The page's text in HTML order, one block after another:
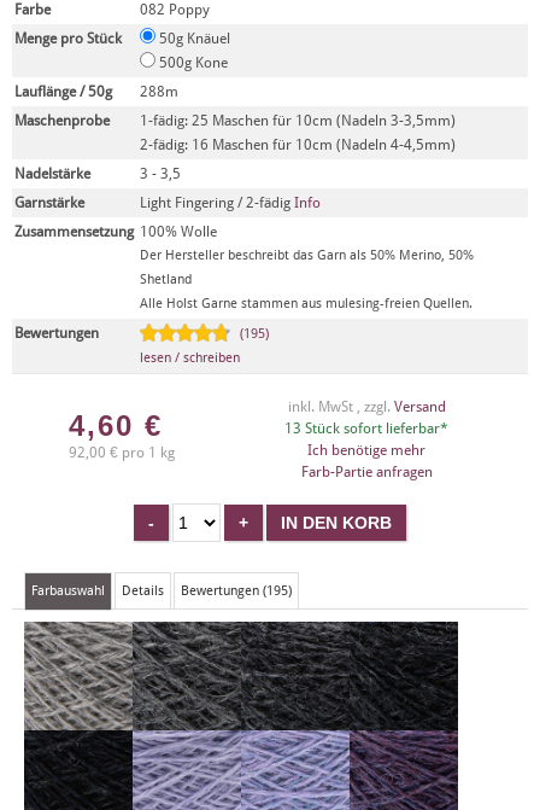
Farbe
082 Poppy
Menge pro Stück
50g Knäuel
500g Kone
Lauflänge / 50g
288m
Maschenprobe
1-fädig: 25 Maschen für 10cm (Nadeln 3-3,5mm)
2-fädig: 16 Maschen für 10cm (Nadeln 4-4,5mm)
Nadelstärke
3 - 3,5
Garnstärke
Light Fingering / 2-fädig Info
Zusammensetzung 100% Wolle
Der Hersteller beschreibt das Garn als 50% Merino, 50%
Shetland
Alle Holst Garne stammen aus mulesing-freien Quellen.
Bewertungen
(195)
lesen / schreiben
4,60 €
92,00 € pro 1 kg
inkl. MwSt , zzgl. Versand
13 Stück sofort lieferbar*
Ich benötige mehr
Farb-Partie anfragen
Farbauswahl Details Bewertungen (195)